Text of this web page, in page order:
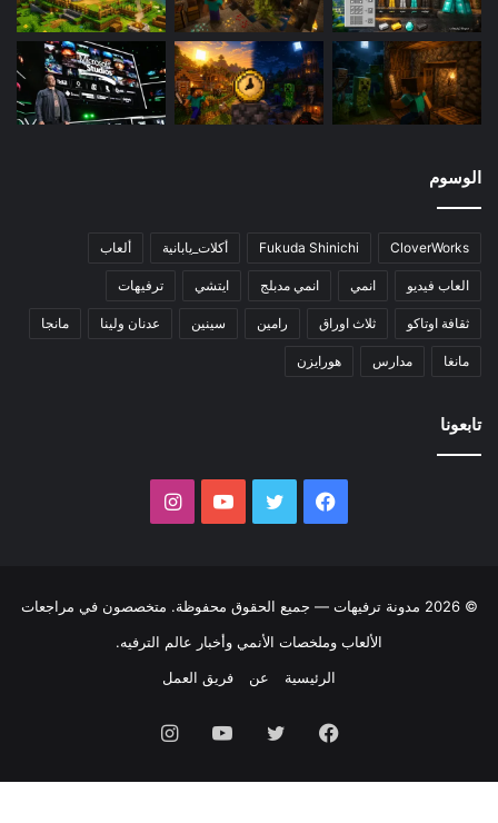
الوسوم
CloverWorks
Fukuda Shinichi أكلات_يابانية ألعاب
العاب فيديو انمي انمي مدبلج ايتشي ترفيهات
ثقافة اوتاكو ثلاث اوراق رامين سينين عدنان ولينا مانجا
مانغا مدارس هورايزن
تابعونا
© 2026 مدونة ترفيهات — جميع الحقوق محفوظة. متخصصون في مراجعات
الألعاب وملخصات الأنمي وأخبار عالم الترفيه.
الرئيسية
عن فريق العمل